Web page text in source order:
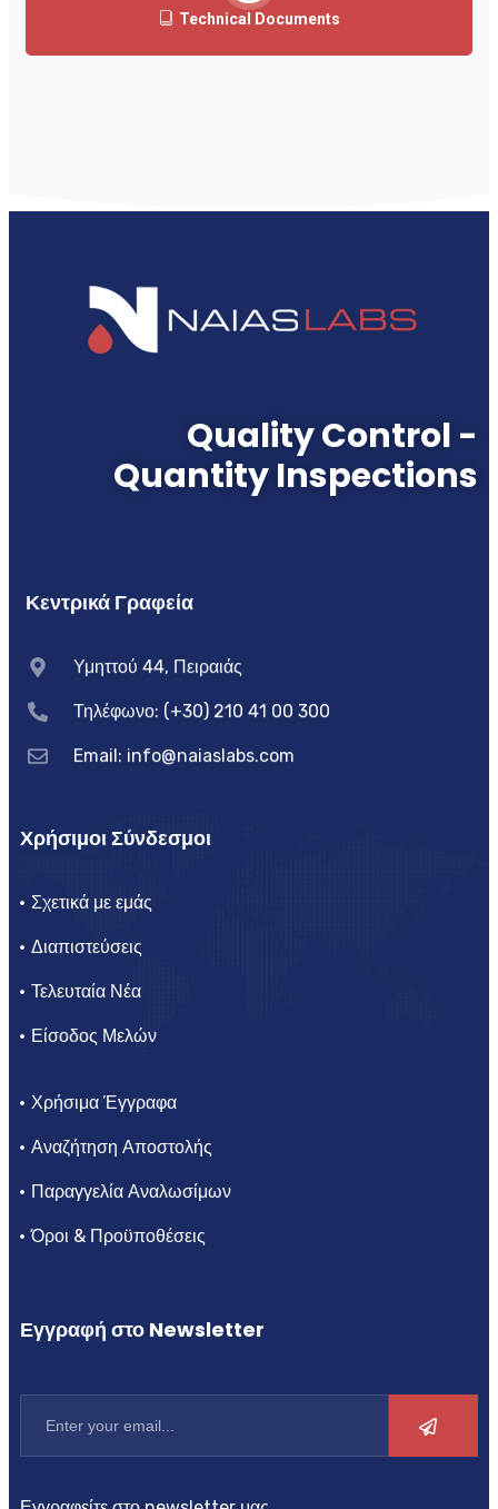
Technical Documents
Quality Control -
Quantity Inspections
Κεντρικά Γραφεία
Υμηττού 44, Πειραιάς
Τηλέφωνο: (+30) 210 41 00 300
Email: info@naiaslabs.com
Χρήσιμοι Σύνδεσμοι
Σχετικά με εμάς
Διαπιστεύσεις
Τελευταία Νέα
Είσοδος Μελών
Χρήσιμα Έγγραφα
Αναζήτηση Αποστολής
Παραγγελία Αναλωσίμων
Όροι & Προϋποθέσεις
Εγγραφή στο Newsletter